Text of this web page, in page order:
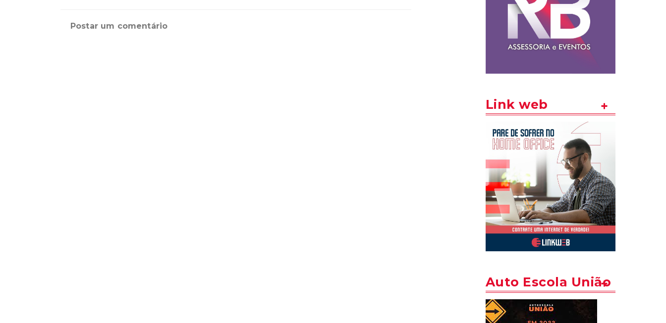
Postar um comentário
Link web
Auto Escola União